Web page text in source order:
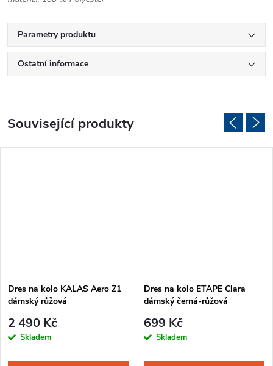
Parametry produktu
Ostatní informace
Související produkty
Dres na kolo KALAS Aero Z1
dámský růžová
2 490 Kč
Skladem
Dres na kolo ETAPE Clara
dámský černá-růžová
699 Kč
Skladem